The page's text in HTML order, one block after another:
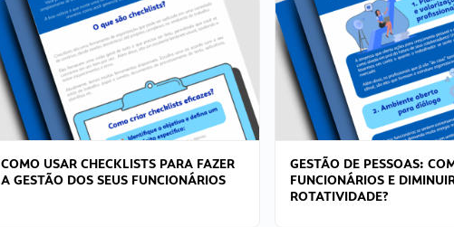
COMO USAR CHECKLISTS PARA FAZER
A GESTÃO DOS SEUS FUNCIONÁRIOS
GESTÃO DE PESSOAS:
FUNCIONÁRIOS E
ROTATIVIDADE?